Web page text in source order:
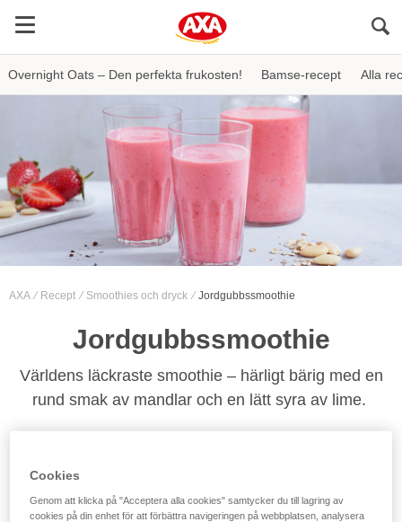
Overnight Oats – Den perfekta frukosten! Bamse-recept Alla
AXA Recept Smoothies och dryck Jordgubbssmoothie
Jordgubbssmoothie
Världens läckraste smoothie – härligt bärig med en
rund smak av mandlar och en lätt syra av lime.
3,2/5 baserat på 1397 röster.
Cookies
Genom att klicka på "Acceptera alla cookies" samtycker du till lagring av
cookies på din enhet för att förbättra navigeringen på webbplatsen, analysera